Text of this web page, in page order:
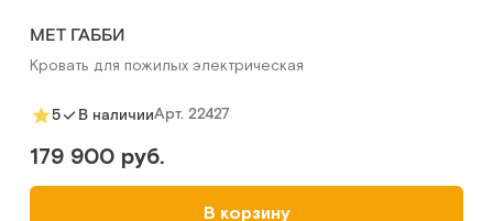
MET ГАББИ
Кровать для пожилых электрическая
5 В наличииАрт. 22427
179 900 руб.
В корзину